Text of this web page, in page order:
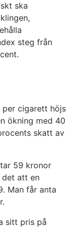
ska
steg från
cigarett höjs
ökning med 40
skatt av
59 kronor
det att en
Man får anta
sitt pris på